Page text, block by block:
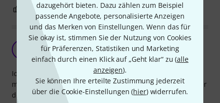
dazugehört bieten. Dazu zählen zum Beispiel
passende Angebote, personalisierte Anzeigen
und das Merken von Einstellungen. Wenn das für
Sie okay ist, stimmen Sie der Nutzung von Cookies
für Präferenzen, Statistiken und Marketing
einfach durch einen Klick auf „Geht klar“ zu (alle
anzeigen).
Sie können Ihre erteilte Zustimmung jederzeit
über die Cookie-Einstellungen (hier) widerrufen.
0 BEWERTUNG MELDEN
Nicht so das Wahre
Timo Schütz 26.05.2017
Ich habe mir diesen Arm gekauft, um mein Rode Procaster
mit der dazugehörigen Spinne zu halten. Leider kommt hier
der Arm klar an seine Leistungsgrenze und selbst 400g